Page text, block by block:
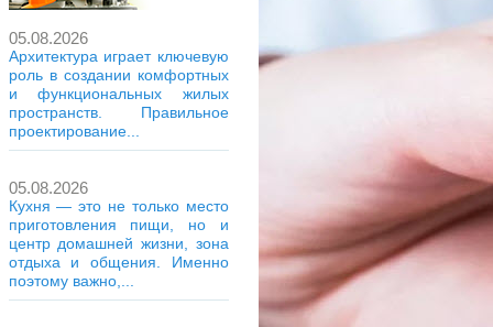
05.08.2026
Архитектура играет ключевую
роль в создании комфортных
и функциональных жилых
пространств. Правильное
проектирование...
05.08.2026
Кухня — это не только место
приготовления пищи, но и
центр домашней жизни, зона
отдыха и общения. Именно
поэтому важно,...